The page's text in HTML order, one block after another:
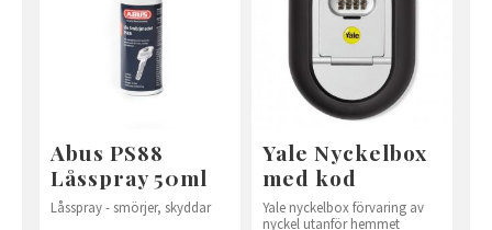
Abus PS88
Låsspray 50ml
Låsspray - smörjer, skyddar
Yale Nyckelbox
med kod
Yale nyckelbox förvaring av
nyckel utanför hemmet